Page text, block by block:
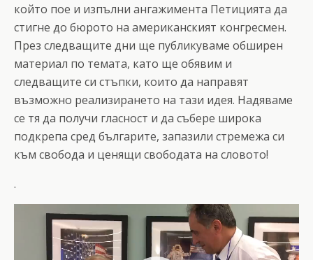
който пое и изпълни ангажимента Петицията да
стигне до бюрото на американският конгресмен.
През следващите дни ще публикуваме обширен
материал по темата, като ще обявим и
следващите си стъпки, които да направят
възможно реализирането на тази идея. Надяваме
се тя да получи гласност и да събере широка
подкрепа сред българите, запазили стремежа си
към свобода и ценящи свободата на словото!
.
Видео